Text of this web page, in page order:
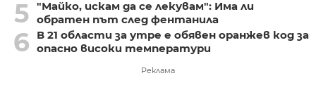
5 "Майко, искам да се лекувам": Има ли
обратен път след фентанила
6
В 21 области за утре е обявен оранжев код за
опасно високи температури
Реклама